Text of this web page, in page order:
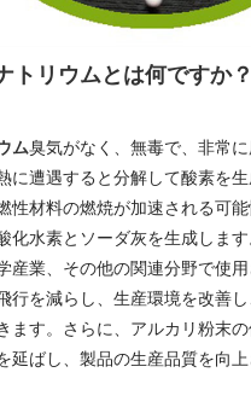
トリウムとは何ですか
ム臭気がなく、無毒で、非常に
に遭遇すると分解して酸素を
性材料の燃焼が加速される可
化水素とソーダ灰を生成しま
産業、その他の関連分野で使
行を減らし、生産環境を改善
ます。さらに、アルカリ粉末
延ばし、製品の生産品質を向